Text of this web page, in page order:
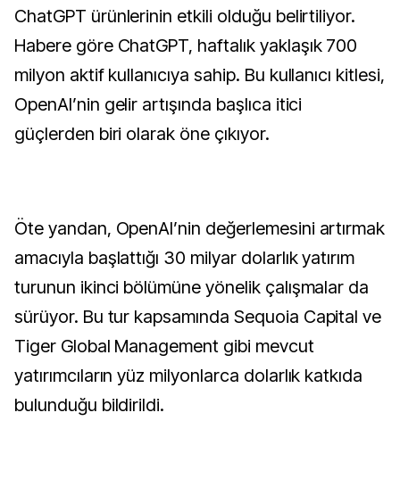
ChatGPT ürünlerinin etkili olduğu belirtiliyor.
Habere göre ChatGPT, haftalık yaklaşık 700
milyon aktif kullanıcıya sahip. Bu kullanıcı kitlesi,
OpenAI’nin gelir artışında başlıca itici
güçlerden biri olarak öne çıkıyor.
Öte yandan, OpenAI’nin değerlemesini artırmak
amacıyla başlattığı 30 milyar dolarlık yatırım
turunun ikinci bölümüne yönelik çalışmalar da
sürüyor. Bu tur kapsamında Sequoia Capital ve
Tiger Global Management gibi mevcut
yatırımcıların yüz milyonlarca dolarlık katkıda
bulunduğu bildirildi.